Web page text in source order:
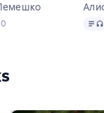
оценок
format available
рейтинг 0 на
0 Text